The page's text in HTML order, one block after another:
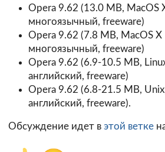
Opera 9.62 (13.0 MB, MacOS
многоязычный, freeware)
Opera 9.62 (7.8 MB, MacOS
многоязычный, freeware)
Opera 9.62 (6.9-10.5 MB,
английский, freeware)
Opera 9.62 (6.8-21.5 MB,
английский, freeware).
Обсуждение идет в этой ветке